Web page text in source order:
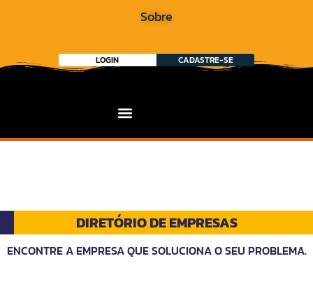
Sobre
LOGIN CADASTRE-SE
DIRETÓRIO DE EMPRESAS
ENCONTRE A EMPRESA QUE SOLUCIONA O SEU PROBLEMA.